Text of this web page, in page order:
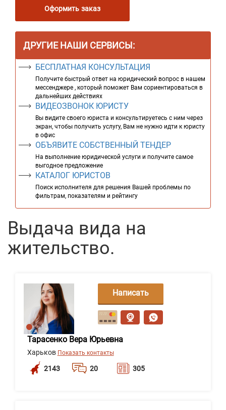
Оформить заказ
ДРУГИЕ НАШИ СЕРВИСЫ:
БЕСПЛАТНАЯ КОНСУЛЬТАЦИЯ
Получите быстрый ответ на юридический вопрос в нашем
мессенджере , который поможет Вам сориентироваться в
дальнейших действиях
ВИДЕОЗВОНОК ЮРИСТУ
Вы видите своего юриста и консультируетесь с ним через
экран, чтобы получить услугу, Вам не нужно идти к юристу
в офис
ОБЪЯВИТЕ СОБСТВЕННЫЙ ТЕНДЕР
На выполнение юридической услуги и получите самое
выгодное предложение
КАТАЛОГ ЮРИСТОВ
Поиск исполнителя для решения Вашей проблемы по
фильтрам, показателям и рейтингу
Выдача вида на
жительство.
Тарасенко Вера Юрьевна
Харьков Показать контакты
2143 20 305
Написать
сообщение